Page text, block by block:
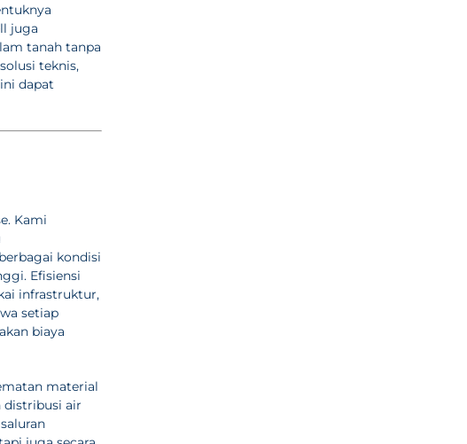
juga
tanah tanpa
teknis,
dapat
Kami
kondisi
Efisiensi
infrastruktur,
setiap
biaya
material
distribusi air